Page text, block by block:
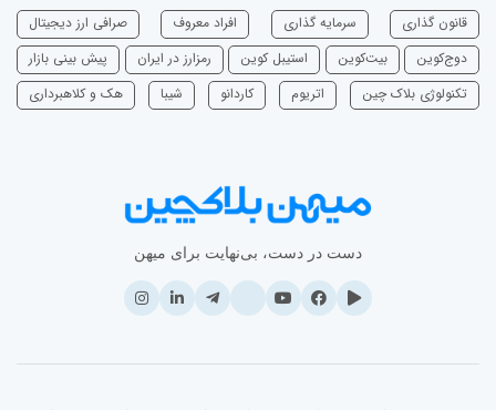
قانون گذاری سرمایه‌ گذاری افراد معروف
صرافی ارز دیجیتال
دوج‌کوین
بیت‌کوین استیبل کوین رمزارز در ایران
پیش بینی بازار
تکنولوژی بلاک چین
اتریوم ‌کاردانو شیبا هک و کلاهبرداری
دست در دست، بی‌نهایت برای میهن